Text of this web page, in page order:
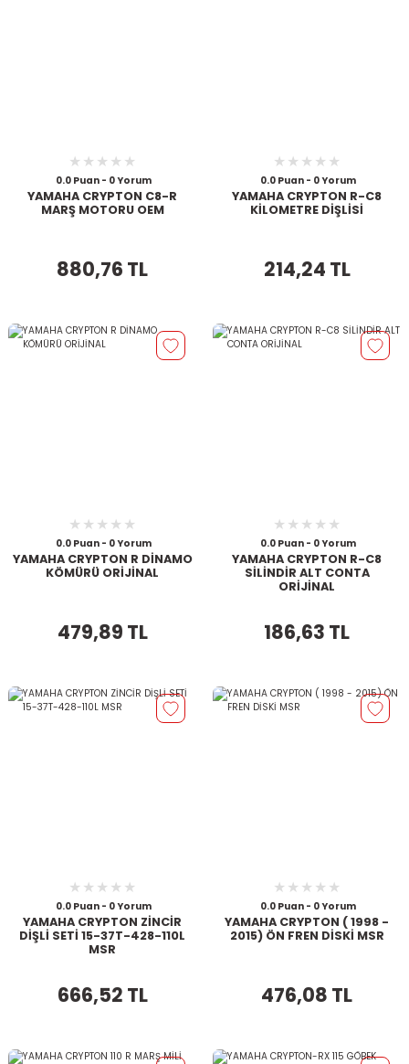
0.0 Puan - 0 Yorum
YAMAHA CRYPTON C8-R
MARŞ MOTORU OEM
880,76 TL
0.0 Puan - 0 Yorum
YAMAHA CRYPTON R-C8
KİLOMETRE DİŞLİSİ
214,24 TL
0.0 Puan - 0 Yorum
YAMAHA CRYPTON R DİNAMO
KÖMÜRÜ ORİJİNAL
479,89 TL
0.0 Puan - 0 Yorum
YAMAHA CRYPTON R-C8
SİLİNDİR ALT CONTA
ORİJİNAL
186,63 TL
0.0 Puan - 0 Yorum
YAMAHA CRYPTON ZİNCİR
DİŞLİ SETİ 15-37T-428-110L
MSR
666,52 TL
0.0 Puan - 0 Yorum
YAMAHA CRYPTON ( 1998 -
2015) ÖN FREN DİSKİ MSR
476,08 TL